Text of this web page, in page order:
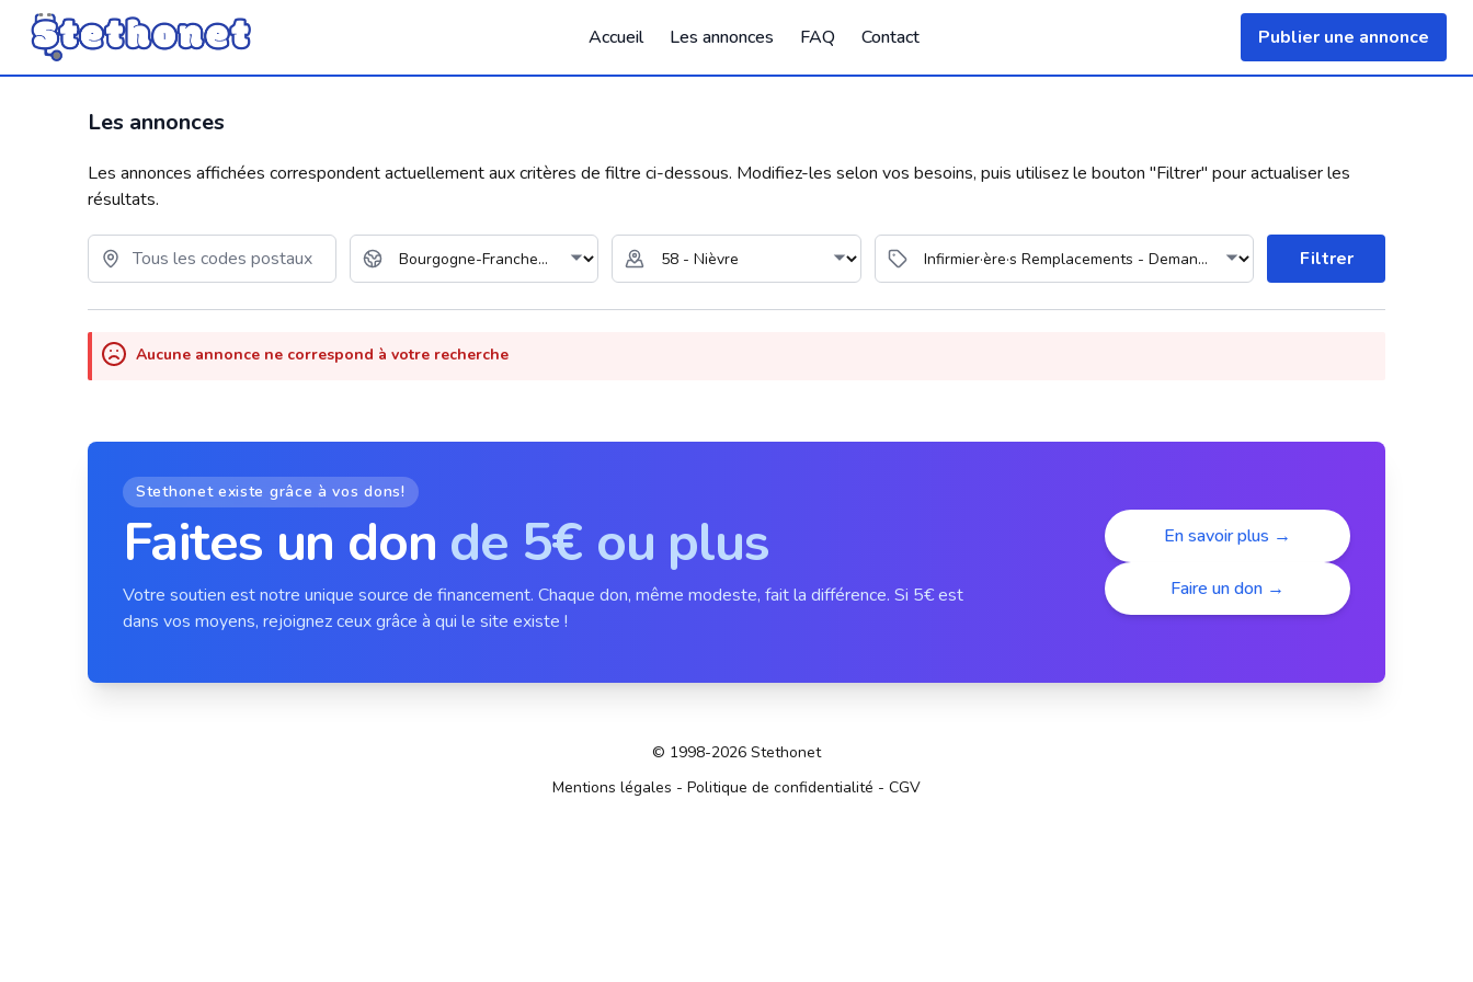
Publier une annonce
Accueil Les annonces FAQ Contact
Les annonces
Les annonces affichées correspondent actuellement aux critères de filtre ci-dessous. Modifiez-les selon vos besoins, puis utilisez le bouton "Filtrer" pour actualiser les
résultats.
Filtrer
Aucune annonce ne correspond à votre recherche
Stethonet existe grâce à vos dons!
Faites un don de 5€ ou plus
Votre soutien est notre unique source de financement. Chaque don, même modeste, fait la différence. Si 5€ est
dans vos moyens, rejoignez ceux grâce à qui le site existe !
En savoir plus →
Faire un don →
© 1998-2026 Stethonet
Mentions légales - Politique de confidentialité - CGV